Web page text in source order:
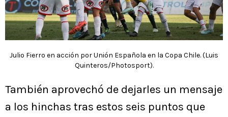
Julio Fierro en acción por Unión Española en la Copa Chile. (Luis
Quinteros/Photosport).
También aprovechó de dejarles un mensaje
a los hinchas tras estos seis puntos que